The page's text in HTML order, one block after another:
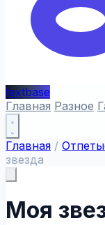
textbase
Главная Разное
Главная /
звезда
Моя